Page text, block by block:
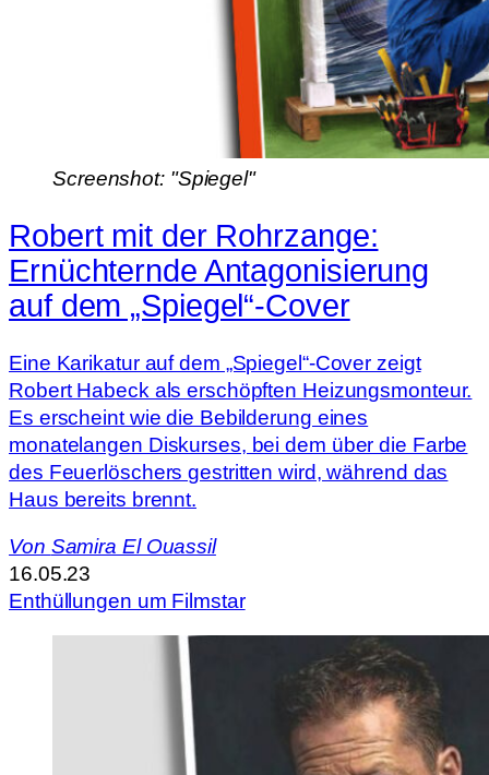
Screenshot: "Spiegel"
Robert mit der Rohrzange:
Ernüchternde Antagonisierung
auf dem „Spiegel“-Cover
Eine Karikatur auf dem „Spiegel“-Cover zeigt
Robert Habeck als erschöpften Heizungsmonteur.
Es erscheint wie die Bebilderung eines
monatelangen Diskurses, bei dem über die Farbe
des Feuerlöschers gestritten wird, während das
Haus bereits brennt.
Von Samira El Ouassil
16.05.23
Enthüllungen um Filmstar